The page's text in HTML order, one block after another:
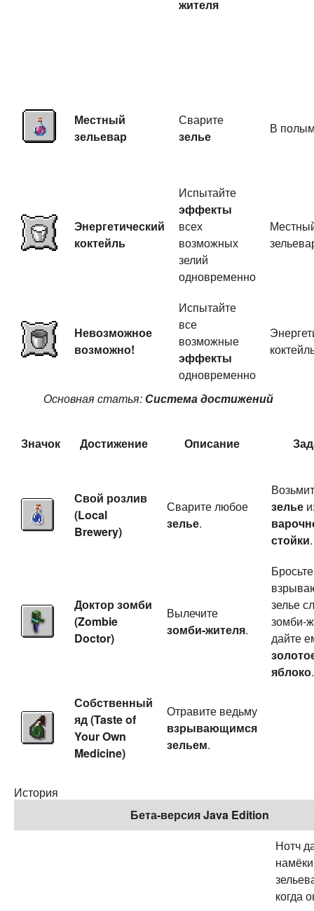
жителя
Местный
зельевар
Сварите
зелье
В
Энергетический
коктейль
Испытайте
эффекты
всех
возможных
зелий
одновременно
Невозможное
возможно!
Испытайте
все
возможные
эффекты
одновременно
Основная статья:Система достижений
Значок Достижение Описание
Свой розлив
(Local
Brewery)
Сварите любое
зелье.
зелье
стойки.
Доктор зомби
(Zombie
Doctor)
Вылечите
зомби-жителя.
Бросьте
зелье
зомби-
дайте
яблоко.
Собственный
яд (Taste of
Your Own
Medicine)
Отравите ведьму
взрывающимся
зельем.
История
Бета-версия Java Edition
Нотч
когда